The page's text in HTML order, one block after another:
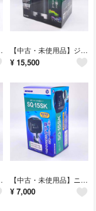
ーパレックス300 NEO) アクアリウム 【中古・未使用品】ジェックス MEGA POWER 1215 メガパワー 外部式フィルター GEX 120～150cm水槽用 アクアリウム
¥ 15,500
外掛け式 アクアリウム 【中古・未使用品】ニッソー 上部フィルター用 交換ポンプ SQ-15SK NISSO 海水対応 観賞魚飼育 アクアリウム
¥ 7,000